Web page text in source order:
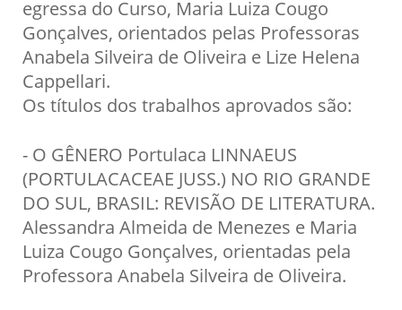
egressa do Curso, Maria Luiza Cougo
Gonçalves, orientados pelas Professoras
Anabela Silveira de Oliveira e Lize Helena
Cappellari.
Os títulos dos trabalhos aprovados são:
- O GÊNERO Portulaca LINNAEUS
(PORTULACACEAE JUSS.) NO RIO GRANDE
DO SUL, BRASIL: REVISÃO DE LITERATURA.
Alessandra Almeida de Menezes e Maria
Luiza Cougo Gonçalves, orientadas pela
Professora Anabela Silveira de Oliveira.